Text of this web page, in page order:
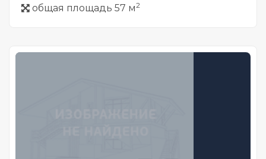
общая площадь 57 м2